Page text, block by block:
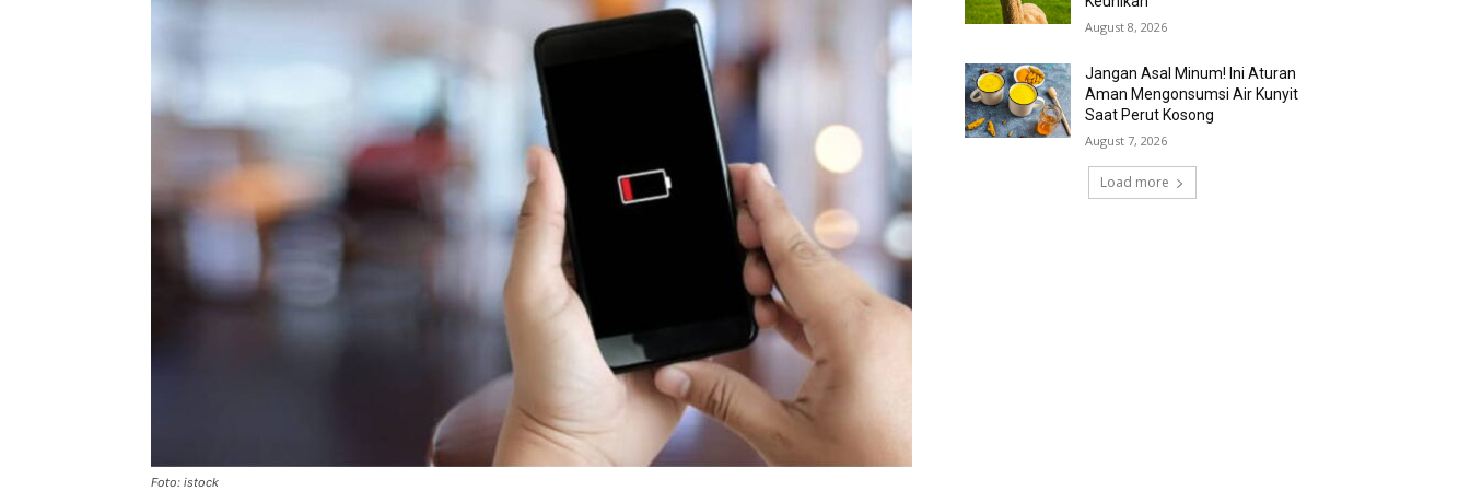
Foto: istock
August 8, 2026
Jangan Asal Minum! Ini Aturan
Aman Mengonsumsi Air Kunyit
Saat Perut Kosong
August 7, 2026
Load more